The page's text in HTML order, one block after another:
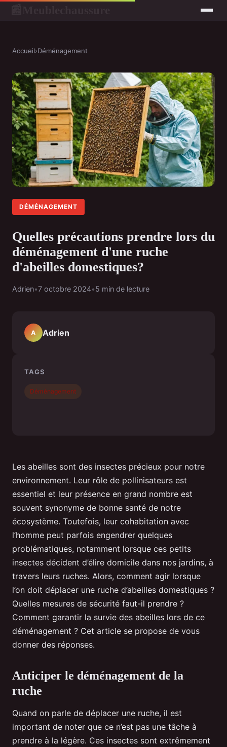
Accueil›Déménagement
DÉMÉNAGEMENT
Quelles précautions prendre lors du
déménagement d'une ruche
d'abeilles domestiques?
Adrien•7 octobre 2024•5 min de lecture
Les abeilles sont des insectes précieux pour notre
environnement. Leur rôle de pollinisateurs est
essentiel et leur présence en grand nombre est
souvent synonyme de bonne santé de notre
écosystème. Toutefois, leur cohabitation avec
l’homme peut parfois engendrer quelques
problématiques, notamment lorsque ces petits
insectes décident d’élire domicile dans nos jardins, à
travers leurs ruches. Alors, comment agir lorsque
l’on doit déplacer une ruche d’abeilles domestiques ?
Quelles mesures de sécurité faut-il prendre ?
Comment garantir la survie des abeilles lors de ce
déménagement ? Cet article se propose de vous
donner des réponses.
Anticiper le déménagement de la
ruche
Quand on parle de déplacer une ruche, il est
important de noter que ce n’est pas une tâche à
prendre à la légère. Ces insectes sont extrêmement
A Adrien
TAGS
Déménagement